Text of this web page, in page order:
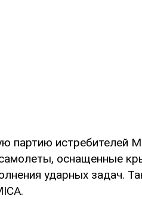
партию истребителей
оснащенные
ударных задач.